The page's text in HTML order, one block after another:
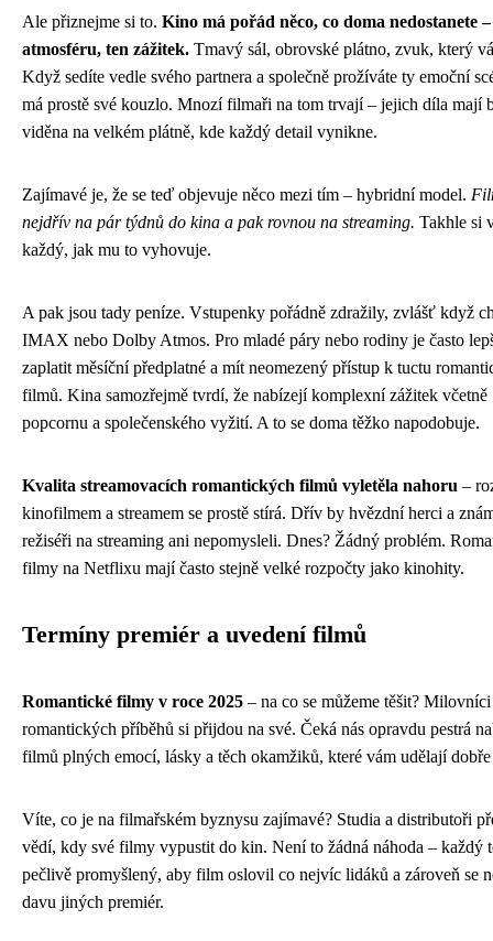
Ale přiznejme si to. Kino má pořád něco, co doma nedostanete
atmosféru, ten zážitek. Tmavý sál, obrovské plátno, zvuk, který
Když sedíte vedle svého partnera a společně prožíváte ty emoční
má prostě své kouzlo. Mnozí filmaři na tom trvají – jejich díla mají
viděna na velkém plátně, kde každý detail vynikne.
Zajímavé je, že se teď objevuje něco mezi tím – hybridní model.
nejdřív na pár týdnů do kina a pak rovnou na streaming. Takhle si
každý, jak mu to vyhovuje.
A pak jsou tady peníze. Vstupenky pořádně zdražily, zvlášť když
IMAX nebo Dolby Atmos. Pro mladé páry nebo rodiny je často
zaplatit měsíční předplatné a mít neomezený přístup k tuctu
filmů. Kina samozřejmě tvrdí, že nabízejí komplexní zážitek včetně
popcornu a společenského vyžití. A to se doma těžko napodobuje.
Kvalita streamovacích romantických filmů vyletěla nahoru –
kinofilmem a streamem se prostě stírá. Dřív by hvězdní herci a
režiséři na streaming ani nepomysleli. Dnes? Žádný problém.
filmy na Netflixu mají často stejně velké rozpočty jako kinohity.
Termíny premiér a uvedení filmů
Romantické filmy v roce 2025 – na co se můžeme těšit? Milovníci
romantických příběhů si přijdou na své. Čeká nás opravdu pestrá
filmů plných emocí, lásky a těch okamžiků, které vám udělají dobře
Víte, co je na filmařském byznysu zajímavé? Studia a distributoři
vědí, kdy své filmy vypustit do kin. Není to žádná náhoda – každý
pečlivě promyšlený, aby film oslovil co nejvíc lidáků a zároveň se
davu jiných premiér.